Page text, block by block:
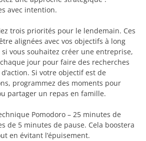
avec intention.
trois priorités pour le lendemain. Ces
alignées avec vos objectifs à long
vous souhaitez créer une entreprise,
jour pour faire des recherches
Si votre objectif est de
programmez des moments pour
partager un repas en famille.
Pomodoro – 25 minutes de
de 5 minutes de pause. Cela boostera
en évitant l’épuisement.